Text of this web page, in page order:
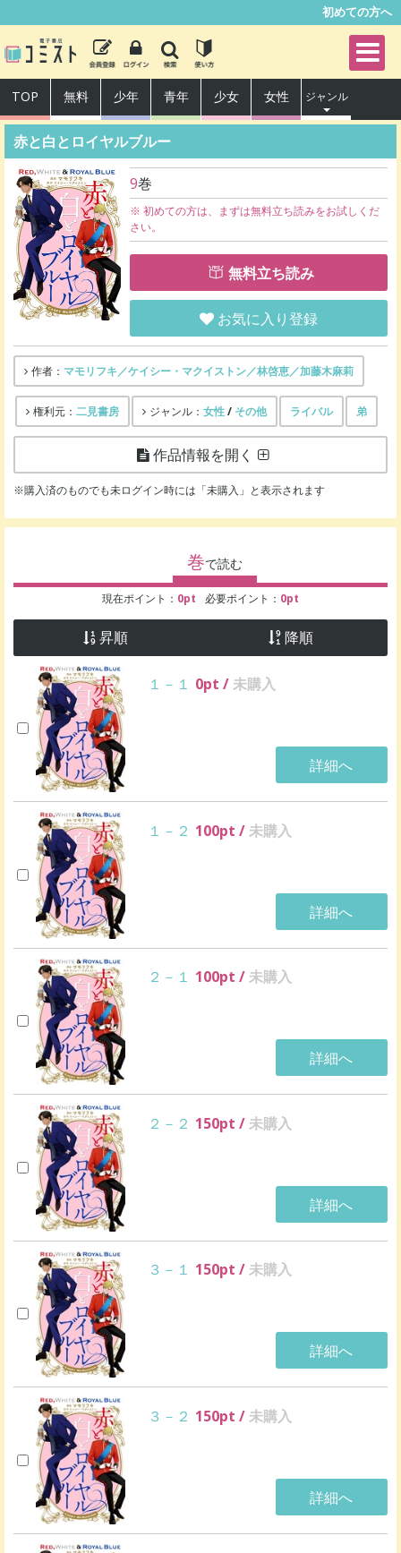
初めての方へ
TOP 無料 少年 青年 少女 女性 ジャンル
赤と白とロイヤルブルー
9巻
※ 初めての方は、まずは無料立ち読みをお試しくだ
さい。
無料立ち読み
お気に入り登録
作者： マモリフキ／ケイシー・マクイストン／林啓恵／加藤木麻莉
権利元： 二見書房 ジャンル： 女性/ その他 ライバル 弟
作品情報を開く
※購入済のものでも未ログイン時には「未購入」と表示されます
巻で読む
現在ポイント： 0pt 必要ポイント： 0pt
昇順 降順
１－１ 0pt /未購入
詳細へ
１－２ 100pt /未購入
詳細へ
２－１ 100pt /未購入
詳細へ
２－２ 150pt /未購入
詳細へ
３－１ 150pt /未購入
詳細へ
３－２ 150pt /未購入
詳細へ